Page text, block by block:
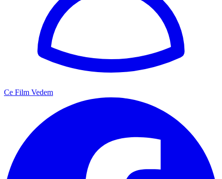
Ce Film Vedem